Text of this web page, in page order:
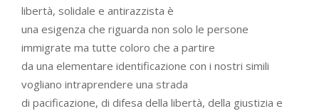
libertà, solidale e antirazzista è
una esigenza che riguarda non solo le persone
immigrate ma tutte coloro che a partire
da una elementare identificazione con i nostri simili
vogliano intraprendere una strada
di pacificazione, di difesa della libertà, della giustizia e